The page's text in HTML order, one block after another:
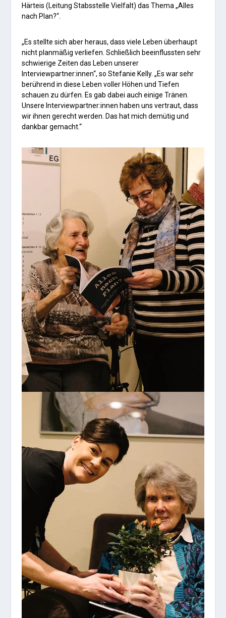
Härteis (Leitung Stabsstelle Vielfalt) das Thema „Alles
nach Plan?“.
„Es stellte sich aber heraus, dass viele Leben überhaupt
nicht planmäßig verliefen. Schließlich beeinflussten sehr
schwierige Zeiten das Leben unserer
Interviewpartner:innen“, so Stefanie Kelly. „Es war sehr
berührend in diese Leben voller Höhen und Tiefen
schauen zu dürfen. Es gab dabei auch einige Tränen.
Unsere Interviewpartner:innen haben uns vertraut, dass
wir ihnen gerecht werden. Das hat mich demütig und
dankbar gemacht.“